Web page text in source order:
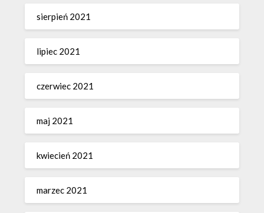
sierpień 2021
lipiec 2021
czerwiec 2021
maj 2021
kwiecień 2021
marzec 2021